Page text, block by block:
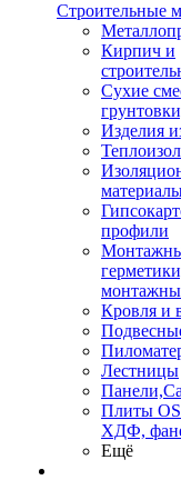
Строительные
Кирпич и
Сухие
Изделия
профили
Кровля и
Лестницы
Плиты
ХДФ,
Ещё